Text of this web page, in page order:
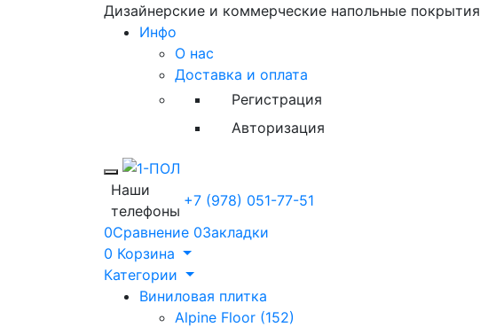
Дизайнерские и коммерческие напольные покрытия
Инфо
О нас
Доставка и оплата
Регистрация
Авторизация
Toggle mobile menu
Наши
телефоны
+7 (978) 051-77-51
0Сравнение 0Закладки
0 Корзина
Категории
Виниловая плитка
Alpine Floor (152)